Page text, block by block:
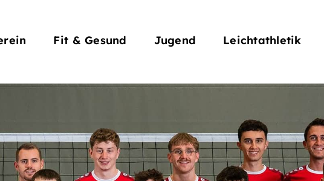
Fit & Gesund Jugend Leichtathletik